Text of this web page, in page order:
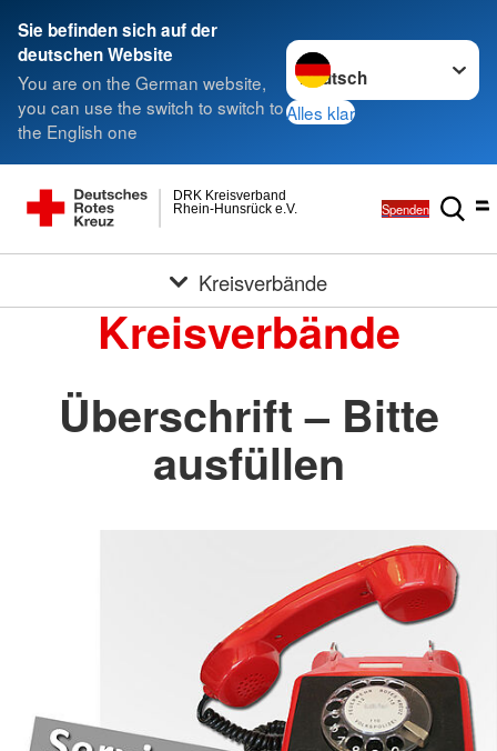
Sie befinden sich auf der
deutschen Website
You are on the German website,
you can use the switch to switch to
the English one
Sprache wechseln zu
Alles klar
Rhein-Hunsrück e.V.
DRK Kreisverband
Spenden
Kreisverbände
Kreisverbände
Überschrift – Bitte
ausfüllen